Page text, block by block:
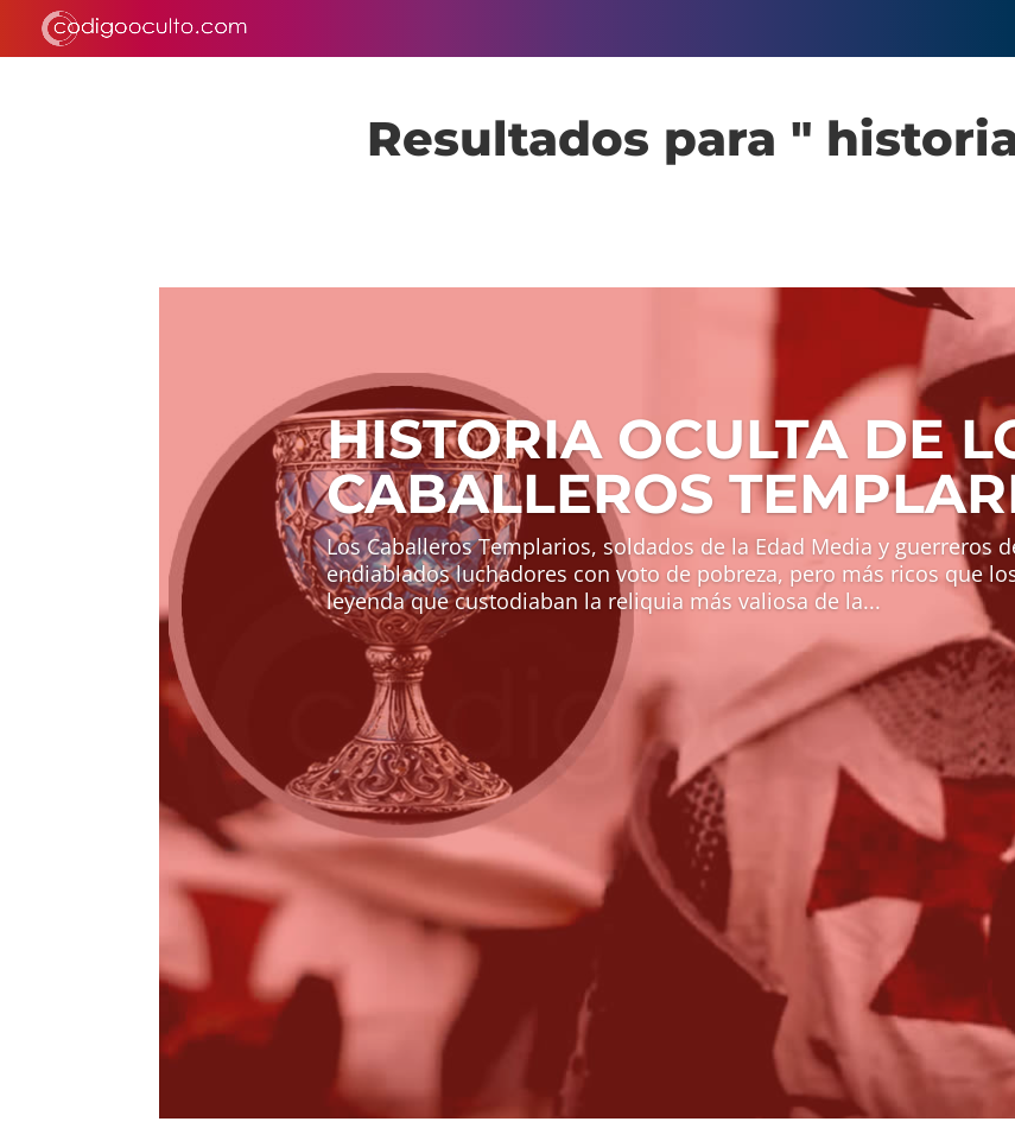
Resultados para "
HISTORIA OCULTA DE
CABALLEROS
Los Caballeros Templarios, soldados de la Edad Media y guerreros
endiablados luchadores con voto de pobreza, pero más ricos que
leyenda que custodiaban la reliquia más valiosa de la...